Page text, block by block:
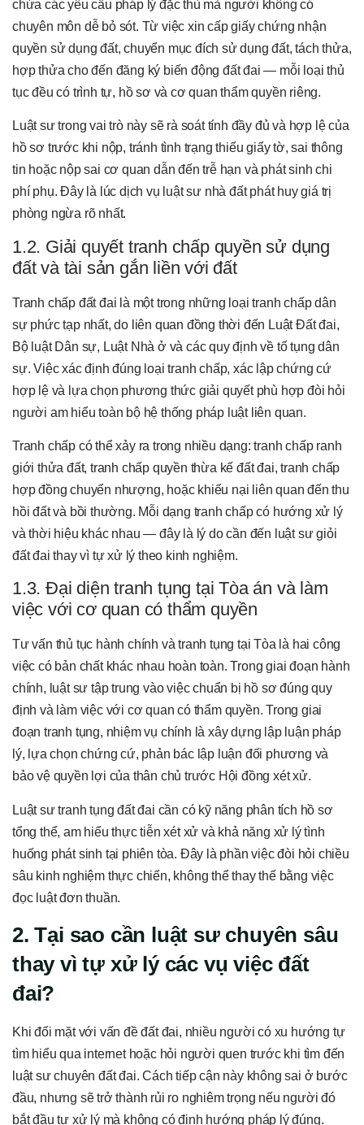
chứa các yêu cầu pháp lý đặc thù mà người không có
chuyên môn dễ bỏ sót. Từ việc xin cấp giấy chứng nhận
quyền sử dụng đất, chuyển mục đích sử dụng đất, tách thửa,
hợp thửa cho đến đăng ký biến động đất đai — mỗi loại thủ
tục đều có trình tự, hồ sơ và cơ quan thẩm quyền riêng.
Luật sư trong vai trò này sẽ rà soát tính đầy đủ và hợp lệ của
hồ sơ trước khi nộp, tránh tình trạng thiếu giấy tờ, sai thông
tin hoặc nộp sai cơ quan dẫn đến trễ hạn và phát sinh chi
phí phụ. Đây là lúc dịch vụ luật sư nhà đất phát huy giá trị
phòng ngừa rõ nhất.
1.2. Giải quyết tranh chấp quyền sử dụng
đất và tài sản gắn liền với đất
Tranh chấp đất đai là một trong những loại tranh chấp dân
sự phức tạp nhất, do liên quan đồng thời đến Luật Đất đai,
Bộ luật Dân sự, Luật Nhà ở và các quy định về tố tụng dân
sự. Việc xác định đúng loại tranh chấp, xác lập chứng cứ
hợp lệ và lựa chọn phương thức giải quyết phù hợp đòi hỏi
người am hiểu toàn bộ hệ thống pháp luật liên quan.
Tranh chấp có thể xảy ra trong nhiều dạng: tranh chấp ranh
giới thửa đất, tranh chấp quyền thừa kế đất đai, tranh chấp
hợp đồng chuyển nhượng, hoặc khiếu nại liên quan đến thu
hồi đất và bồi thường. Mỗi dạng tranh chấp có hướng xử lý
và thời hiệu khác nhau — đây là lý do cần đến luật sư giỏi
đất đai thay vì tự xử lý theo kinh nghiệm.
1.3. Đại diện tranh tụng tại Tòa án và làm
việc với cơ quan có thẩm quyền
Tư vấn thủ tục hành chính và tranh tụng tại Tòa là hai công
việc có bản chất khác nhau hoàn toàn. Trong giai đoạn hành
chính, luật sư tập trung vào việc chuẩn bị hồ sơ đúng quy
định và làm việc với cơ quan có thẩm quyền. Trong giai
đoạn tranh tụng, nhiệm vụ chính là xây dựng lập luận pháp
lý, lựa chọn chứng cứ, phản bác lập luận đối phương và
bảo vệ quyền lợi của thân chủ trước Hội đồng xét xử.
Luật sư tranh tụng đất đai cần có kỹ năng phân tích hồ sơ
tổng thể, am hiểu thực tiễn xét xử và khả năng xử lý tình
huống phát sinh tại phiên tòa. Đây là phần việc đòi hỏi chiều
sâu kinh nghiệm thực chiến, không thể thay thế bằng việc
đọc luật đơn thuần.
2. Tại sao cần luật sư chuyên sâu
thay vì tự xử lý các vụ việc đất
đai?
Khi đối mặt với vấn đề đất đai, nhiều người có xu hướng tự
tìm hiểu qua internet hoặc hỏi người quen trước khi tìm đến
luật sư chuyên đất đai. Cách tiếp cận này không sai ở bước
đầu, nhưng sẽ trở thành rủi ro nghiêm trọng nếu người đó
bắt đầu tự xử lý mà không có định hướng pháp lý đúng.